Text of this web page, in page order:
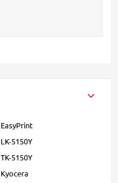
EasyPrint
LK-5150Y
TK-5150Y
Kyocera